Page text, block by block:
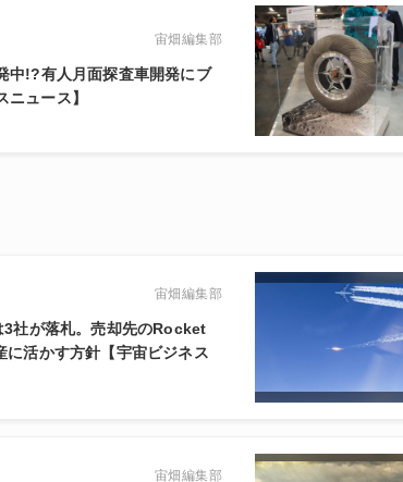
宙畑編集部
中!?有人月面探査車開発にブ
ュース】
宙畑編集部
社が落札。売却先のRocket
活かす方針【宇宙ビジネス
宙畑編集部